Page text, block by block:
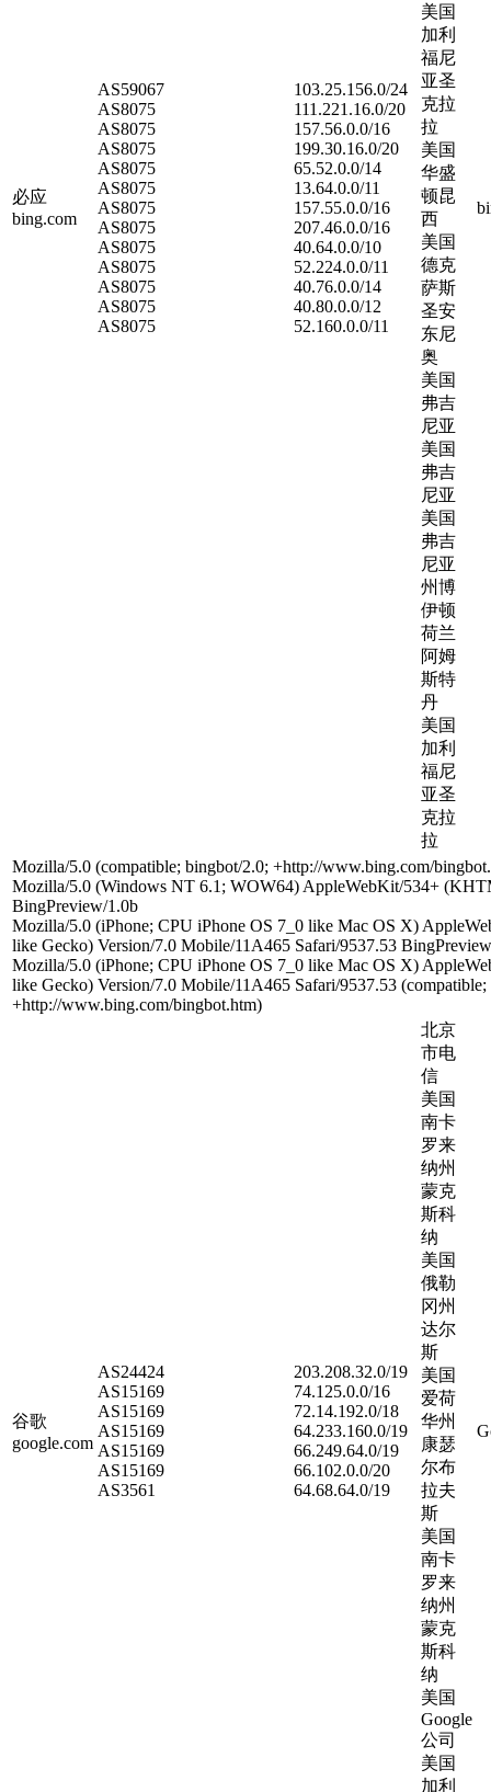
必应
bing.com
AS59067
AS8075
AS8075
AS8075
AS8075
AS8075
AS8075
AS8075
AS8075
AS8075
AS8075
AS8075
AS8075
103.25.156.0/24
111.221.16.0/20
157.56.0.0/16
199.30.16.0/20
65.52.0.0/14
13.64.0.0/11
157.55.0.0/16
207.46.0.0/16
40.64.0.0/10
52.224.0.0/11
40.76.0.0/14
40.80.0.0/12
52.160.0.0/11
美国
加利
福尼
亚圣
克拉
拉
美国
华盛
顿昆
西
美国
德克
萨斯
圣安
东尼
奥
美国
弗吉
尼亚
美国
弗吉
尼亚
美国
弗吉
尼亚
州博
伊顿
荷兰
阿姆
斯特
丹
美国
加利
福尼
亚圣
克拉
拉
Mozilla/5.0 (compatible; bingbot/2.0; +http://www.bing.com/
Mozilla/5.0 (Windows NT 6.1; WOW64) AppleWebKit/534+
BingPreview/1.0b
Mozilla/5.0 (iPhone; CPU iPhone OS 7_0 like Mac OS X)
like Gecko) Version/7.0 Mobile/11A465 Safari/9537.53
Mozilla/5.0 (iPhone; CPU iPhone OS 7_0 like Mac OS X)
like Gecko) Version/7.0 Mobile/11A465 Safari/9537.53
+http://www.bing.com/bingbot.htm)
谷歌
google.com
AS24424
AS15169
AS15169
AS15169
AS15169
AS15169
AS3561
203.208.32.0/19
74.125.0.0/16
72.14.192.0/18
64.233.160.0/19
66.249.64.0/19
66.102.0.0/20
64.68.64.0/19
北京
市电
信
美国
南卡
罗来
纳州
蒙克
斯科
纳
美国
俄勒
冈州
达尔
斯
美国
爱荷
华州
康瑟
尔布
拉夫
斯
美国
南卡
罗来
纳州
蒙克
斯科
纳
美国
Google
公司
美国
加利